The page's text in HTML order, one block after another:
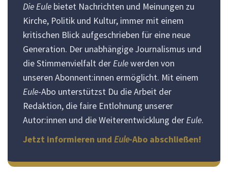
Die Eule bietet Nachrichten und Meinungen zu
Kirche, Politik und Kultur, immer mit einem
kritischen Blick aufgeschrieben für eine neue
Generation. Der unabhängige Journalismus und
die Stimmenvielfalt derEulewerden von
unseren Abonnent:innen ermöglicht. Mit einem
Eule-Abo unterstützst Du die Arbeit der
Redaktion, die faire Entlohnung unserer
Autor:innen und die Weiterentwicklung derEule.
Jetzt informieren und Eule-Abo abschließen!